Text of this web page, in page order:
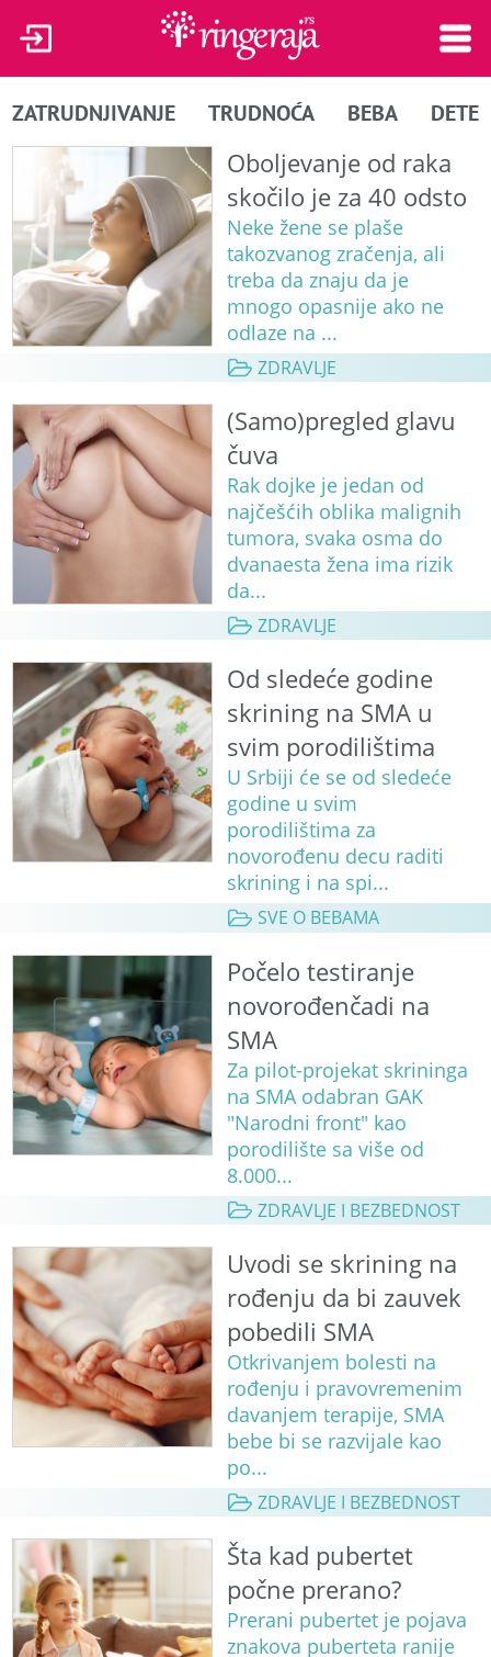
ZATRUDNJIVANJE TRUDNOĆA BEBA DETE
Oboljevanje od raka
skočilo je za 40 odsto
Neke žene se plaše
takozvanog zračenja, ali
treba da znaju da je
mnogo opasnije ako ne
odlaze na ...
ZDRAVLJE
(Samo)pregled glavu
čuva
Rak dojke je jedan od
najčešćih oblika malignih
tumora, svaka osma do
dvanaesta žena ima rizik
da...
ZDRAVLJE
Od sledeće godine
skrining na SMA u
svim porodilištima
U Srbiji će se od sledeće
godine u svim
porodilištima za
novorođenu decu raditi
skrining i na spi...
SVE O BEBAMA
Počelo testiranje
novorođenčadi na
SMA
Za pilot-projekat skrininga
na SMA odabran GAK
"Narodni front" kao
porodilište sa više od
8.000...
ZDRAVLJE I BEZBEDNOST
Uvodi se skrining na
rođenju da bi zauvek
pobedili SMA
Otkrivanjem bolesti na
rođenju i pravovremenim
davanjem terapije, SMA
bebe bi se razvijale kao
po...
ZDRAVLJE I BEZBEDNOST
Šta kad pubertet
počne prerano?
Prerani pubertet je pojava
znakova puberteta ranije